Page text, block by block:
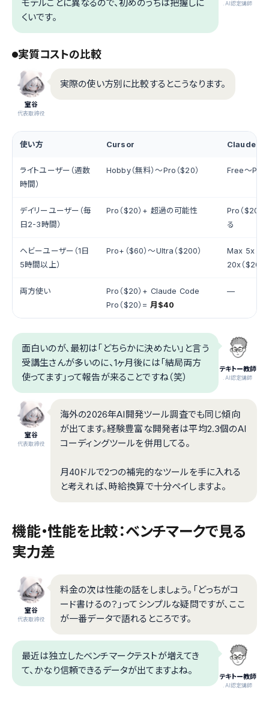
.AI認定講師
モデルごとに異なるので、初めのうちは把握しに
くいです。
実質コストの比較
室谷
代表取締役
実際の使い方別に比較するとこうなります。
使い方 Cursor Claude
ライトユーザー（週数
時間）
Hobby（無料）〜Pro（$20） Free〜Pro
デイリーユーザー（毎
日2-3時間）
Pro（$20）+ 超過の可能性
Pro（$20）
る
ヘビーユーザー（1日
5時間以上）
Pro+（$60）〜Ultra（$200）
Max 5x（
20x（$200）
両方使い
Pro（$20）+ Claude Code
Pro（$20）= 月$40
—
テキトー教師
.AI認定講師
面白いのが、最初は「どちらかに決めたい」と言う
受講生さんが多いのに、1ヶ月後には「結局両方
使ってます」って報告が来ることですね（笑）
室谷
代表取締役
海外の2026年AI開発ツール調査でも同じ傾向
が出てます。経験豊富な開発者は平均2.3個のAI
コーディングツールを併用してる。
月40ドルで2つの補完的なツールを手に入れる
と考えれば、時給換算で十分ペイしますよ。
機能・性能を比較：ベンチマークで見る
実力差
室谷
代表取締役
料金の次は性能の話をしましょう。「どっちがコ
ード書けるの？」ってシンプルな疑問ですが、ここ
が一番データで語れるところです。
テキトー教師
.AI認定講師
最近は独立したベンチマークテストが増えてき
て、かなり信頼できるデータが出てますよね。